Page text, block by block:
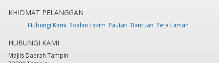
KHIDMAT PELANGGAN
Hubungi Kami Soalan Lazim Pautan Bantuan Peta Laman
HUBUNGI KAMI
Majlis Daerah Tampin